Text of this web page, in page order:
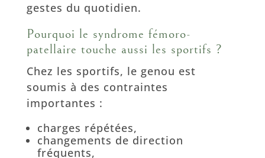
gestes du quotidien.
Pourquoi le syndrome fémoro-
patellaire touche aussi les sportifs ?
Chez les sportifs, le genou est
soumis à des contraintes
importantes :
charges répétées,
changements de direction
fréquents,